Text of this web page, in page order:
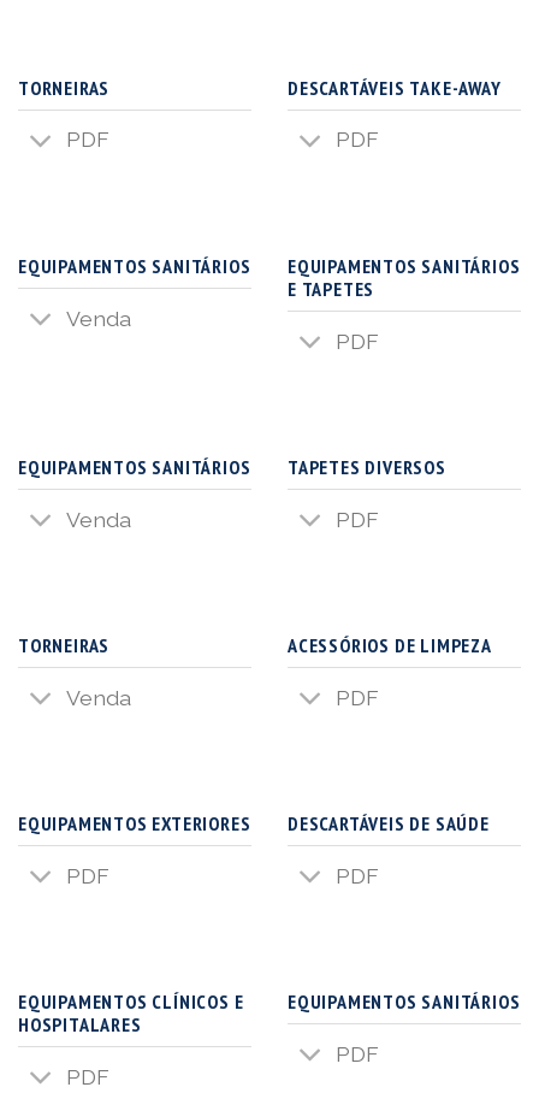
TORNEIRAS
PDF
DESCARTÁVEIS TAKE-AWAY
PDF
EQUIPAMENTOS SANITÁRIOS
Venda
EQUIPAMENTOS SANITÁRIOS
E TAPETES
PDF
EQUIPAMENTOS SANITÁRIOS
Venda
TAPETES DIVERSOS
PDF
TORNEIRAS
Venda
ACESSÓRIOS DE LIMPEZA
PDF
EQUIPAMENTOS EXTERIORES
PDF
DESCARTÁVEIS DE SAÚDE
PDF
EQUIPAMENTOS CLÍNICOS E
HOSPITALARES
PDF
EQUIPAMENTOS SANITÁRIOS
PDF